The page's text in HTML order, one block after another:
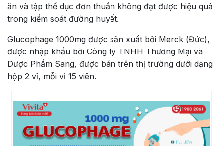
ăn và tập thể dục đơn thuần không đạt được hiệu quả
trong kiểm soát đường huyết.
Glucophage 1000mg được sản xuất bởi Merck (Đức),
được nhập khẩu bởi Công ty TNHH Thương Mại và
Dược Phẩm Sang, được bán trên thị trường dưới dạng
hộp 2 vỉ, mỗi vỉ 15 viên.